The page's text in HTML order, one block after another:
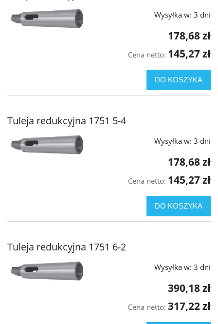
Wysyłka w: 3 dni
178,68 zł
Cena netto: 145,27 zł
DO KOSZYKA
Tuleja redukcyjna 1751 5-4
Wysyłka w: 3 dni
178,68 zł
Cena netto: 145,27 zł
DO KOSZYKA
Tuleja redukcyjna 1751 6-2
Wysyłka w: 3 dni
390,18 zł
Cena netto: 317,22 zł